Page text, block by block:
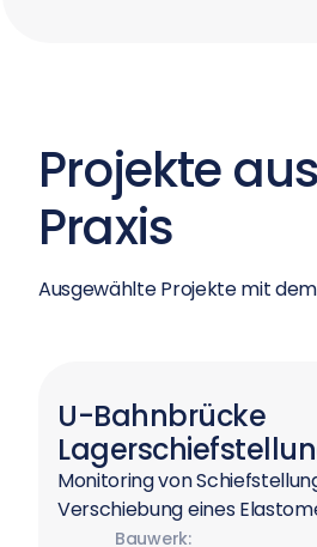
Projekte
Praxis
Ausgewählte Projekte mit
U-Bahnbrücke
Monitoring von
Verschiebung eines
Bauwerk: